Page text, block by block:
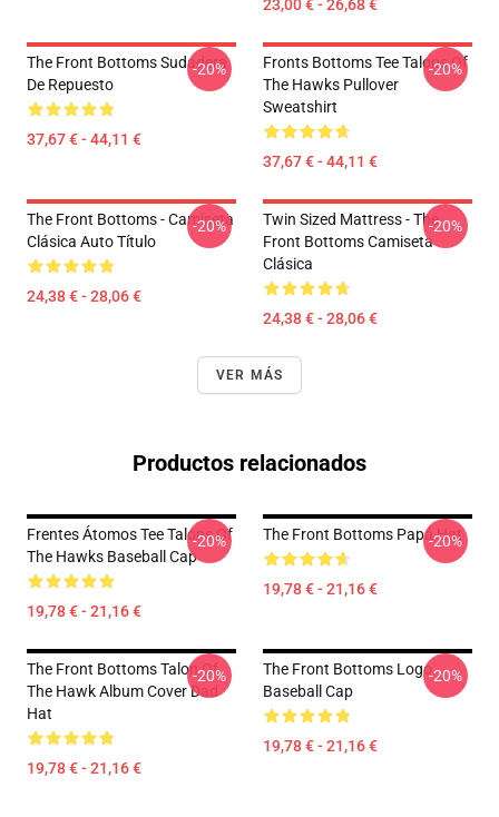
23,00 € - 26,68 €
The Front Bottoms Sudadera
De Repuesto
37,67 € - 44,11 €
-20%
Fronts Bottoms Tee Talons Of
The Hawks Pullover
Sweatshirt
37,67 € - 44,11 €
-20%
The Front Bottoms - Camiseta
Clásica Auto Título
24,38 € - 28,06 €
-20%
Twin Sized Mattress - The
Front Bottoms Camiseta
Clásica
24,38 € - 28,06 €
-20%
VER MÁS
Productos relacionados
Frentes Átomos Tee Talons Of
The Hawks Baseball Cap
19,78 € - 21,16 €
-20% The Front Bottoms Papá Hat
19,78 € - 21,16 €
-20%
The Front Bottoms Talon Of
The Hawk Album Cover Dad
Hat
19,78 € - 21,16 €
-20%
The Front Bottoms Logo
Baseball Cap
19,78 € - 21,16 €
-20%